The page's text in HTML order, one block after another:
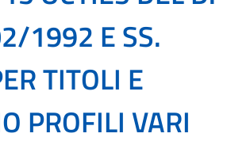
1992 E SS.
TITOLI E
PROFILI VARI